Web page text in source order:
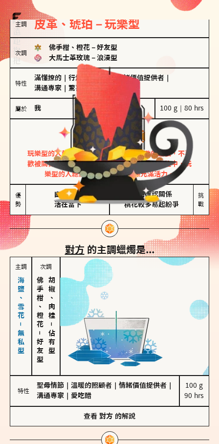
主調 皮革、琥珀－玩樂型
次調
佛手柑、橙花 － 好友型
大馬士革玫瑰 － 浪漫型
特性
滿懂撩的 行走的發電機｜ 情緒價值提供者
溝通專家
驚喜製造機
屬於 我 100 g｜80 hrs
玩樂型
皮革、琥珀
玩樂型的人熱情洋溢，視戀愛為一場刺激的遊戲，不喜
歡被關係中的限制綑綁。無論是約會中還是交往中，玩
樂型的人總能帶來樂趣，讓關係充滿活力。
優
勢
幽默風趣
活在當下
害怕確認關係
桃花較多易起紛爭
挑
戰
對方 的主調蠟燭是...
主調
海鹽、雪花－無私型
次調
佛手柑、橙花
－
好友型
胡椒、肉桂
－
佔有型
特性
聖母情節 溫暖的照顧者 情緒價值提供者
溝通專家
愛吃醋
100 g
90 hrs
查看 對方 的解說